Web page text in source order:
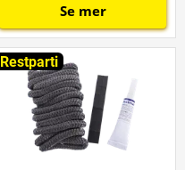
Se mer
Restparti